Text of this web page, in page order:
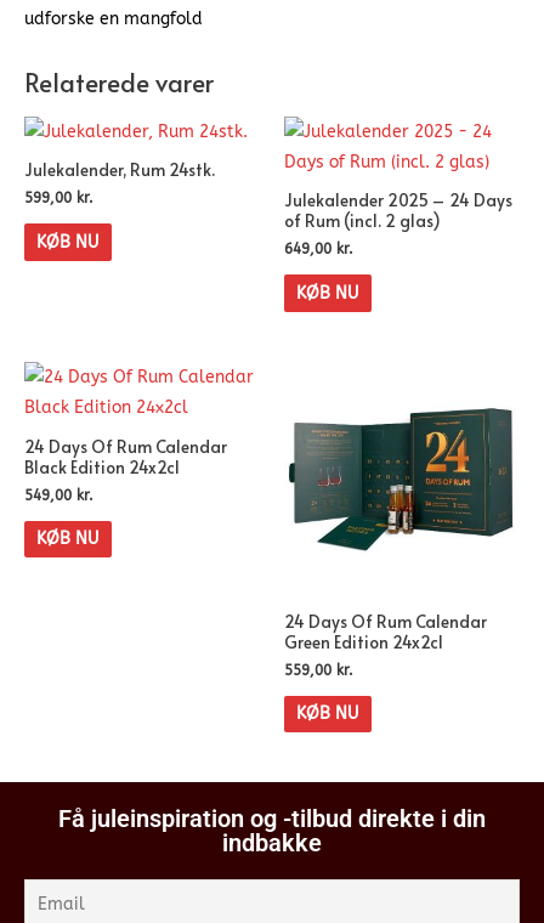
udforske en mangfold
Relaterede varer
Julekalender, Rum 24stk.
599,00 kr.
KØB NU
Julekalender 2025 – 24 Days
of Rum (incl. 2 glas)
649,00 kr.
KØB NU
24 Days Of Rum Calendar
Black Edition 24x2cl
549,00 kr.
KØB NU
24 Days Of Rum Calendar
Green Edition 24x2cl
559,00 kr.
KØB NU
Få juleinspiration og -tilbud direkte i din
indbakke